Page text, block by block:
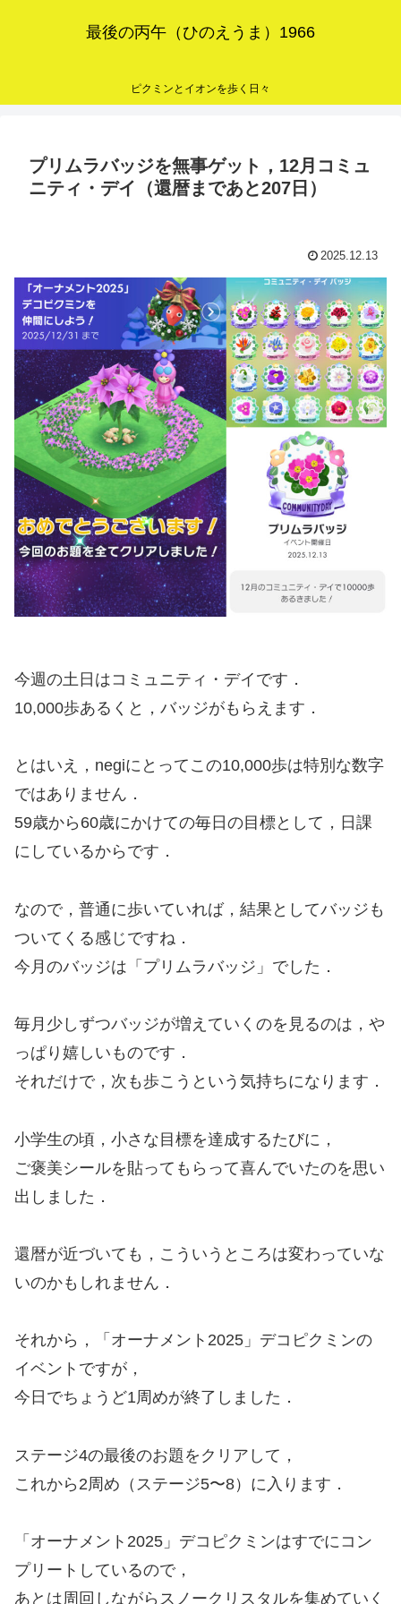
最後の丙午（ひのえうま）1966
ピクミンとイオンを歩く日々
プリムラバッジを無事ゲット，12月コミュ
ニティ・デイ（還暦まであと207日）
2025.12.13
今週の土日はコミュニティ・デイです．
10,000歩あるくと，バッジがもらえます．
とはいえ，negiにとってこの10,000歩は特別な数字
ではありません．
59歳から60歳にかけての毎日の目標として，日課
にしているからです．
なので，普通に歩いていれば，結果としてバッジも
ついてくる感じですね．
今月のバッジは「プリムラバッジ」でした．
毎月少しずつバッジが増えていくのを見るのは，や
っぱり嬉しいものです．
それだけで，次も歩こうという気持ちになります．
小学生の頃，小さな目標を達成するたびに，
ご褒美シールを貼ってもらって喜んでいたのを思い
出しました．
還暦が近づいても，こういうところは変わっていな
いのかもしれません．
それから，「オーナメント2025」デコピクミンの
イベントですが，
今日でちょうど1周めが終了しました．
ステージ4の最後のお題をクリアして，
これから2周め（ステージ5〜8）に入ります．
「オーナメント2025」デコピクミンはすでにコン
プリートしているので，
あとは周回しながらスノークリスタルを集めていく